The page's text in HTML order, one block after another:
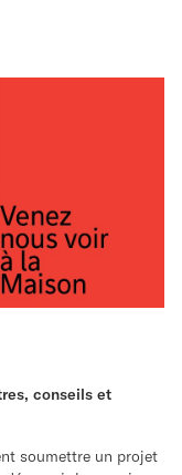
conseils et
soumettre un projet